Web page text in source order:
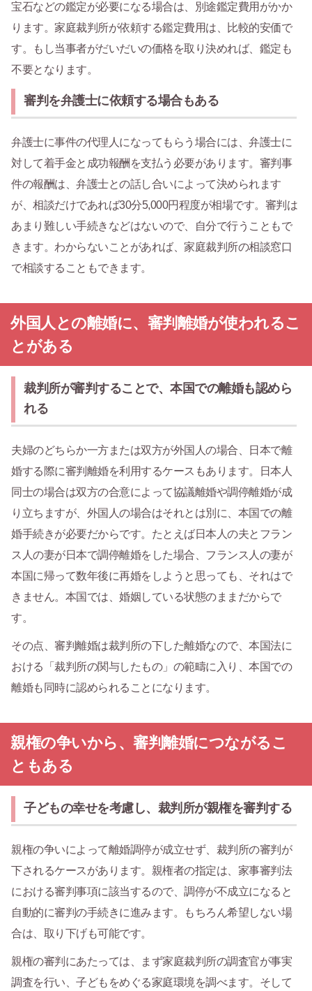
宝石などの鑑定が必要になる場合は、別途鑑定費用がかか
ります。家庭裁判所が依頼する鑑定費用は、比較的安価で
す。もし当事者がだいだいの価格を取り決めれば、鑑定も
不要となります。
審判を弁護士に依頼する場合もある
弁護士に事件の代理人になってもらう場合には、弁護士に
対して着手金と成功報酬を支払う必要があります。審判事
件の報酬は、弁護士との話し合いによって決められます
が、相談だけであれば30分5,000円程度が相場です。審判は
あまり難しい手続きなどはないので、自分で行うこともで
きます。わからないことがあれば、家庭裁判所の相談窓口
で相談することもできます。
外国人との離婚に、審判離婚が使われるこ
とがある
裁判所が審判することで、本国での離婚も認めら
れる
夫婦のどちらか一方または双方が外国人の場合、日本で離
婚する際に審判離婚を利用するケースもあります。日本人
同士の場合は双方の合意によって協議離婚や調停離婚が成
り立ちますが、外国人の場合はそれとは別に、本国での離
婚手続きが必要だからです。たとえば日本人の夫とフラン
ス人の妻が日本で調停離婚をした場合、フランス人の妻が
本国に帰って数年後に再婚をしようと思っても、それはで
きません。本国では、婚姻している状態のままだからで
す。
その点、審判離婚は裁判所の下した離婚なので、本国法に
おける「裁判所の関与したもの」の範疇に入り、本国での
離婚も同時に認められることになります。
親権の争いから、審判離婚につながるこ
ともある
子どもの幸せを考慮し、裁判所が親権を審判する
親権の争いによって離婚調停が成立せず、裁判所の審判が
下されるケースがあります。親権者の指定は、家事審判法
における審判事項に該当するので、調停が不成立になると
自動的に審判の手続きに進みます。もちろん希望しない場
合は、取り下げも可能です。
親権の審判にあたっては、まず家庭裁判所の調査官が事実
調査を行い、子どもをめぐる家庭環境を調べます。そして